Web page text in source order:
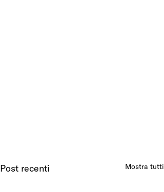
Post recenti Mostra tutti